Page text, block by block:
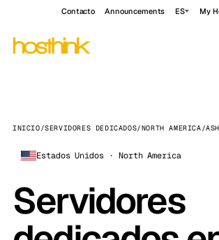
Contacto Announcements ES My
INICIO/SERVIDORES DEDICADOS/NORTH AMERICA/
Estados Unidos · North America
Servidores